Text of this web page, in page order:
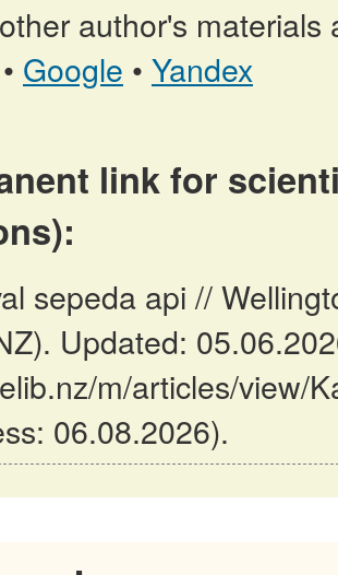
author's materials
• Google • Yandex
link for
sepeda api //
Updated:
m/articles/view/
06.08.2026).